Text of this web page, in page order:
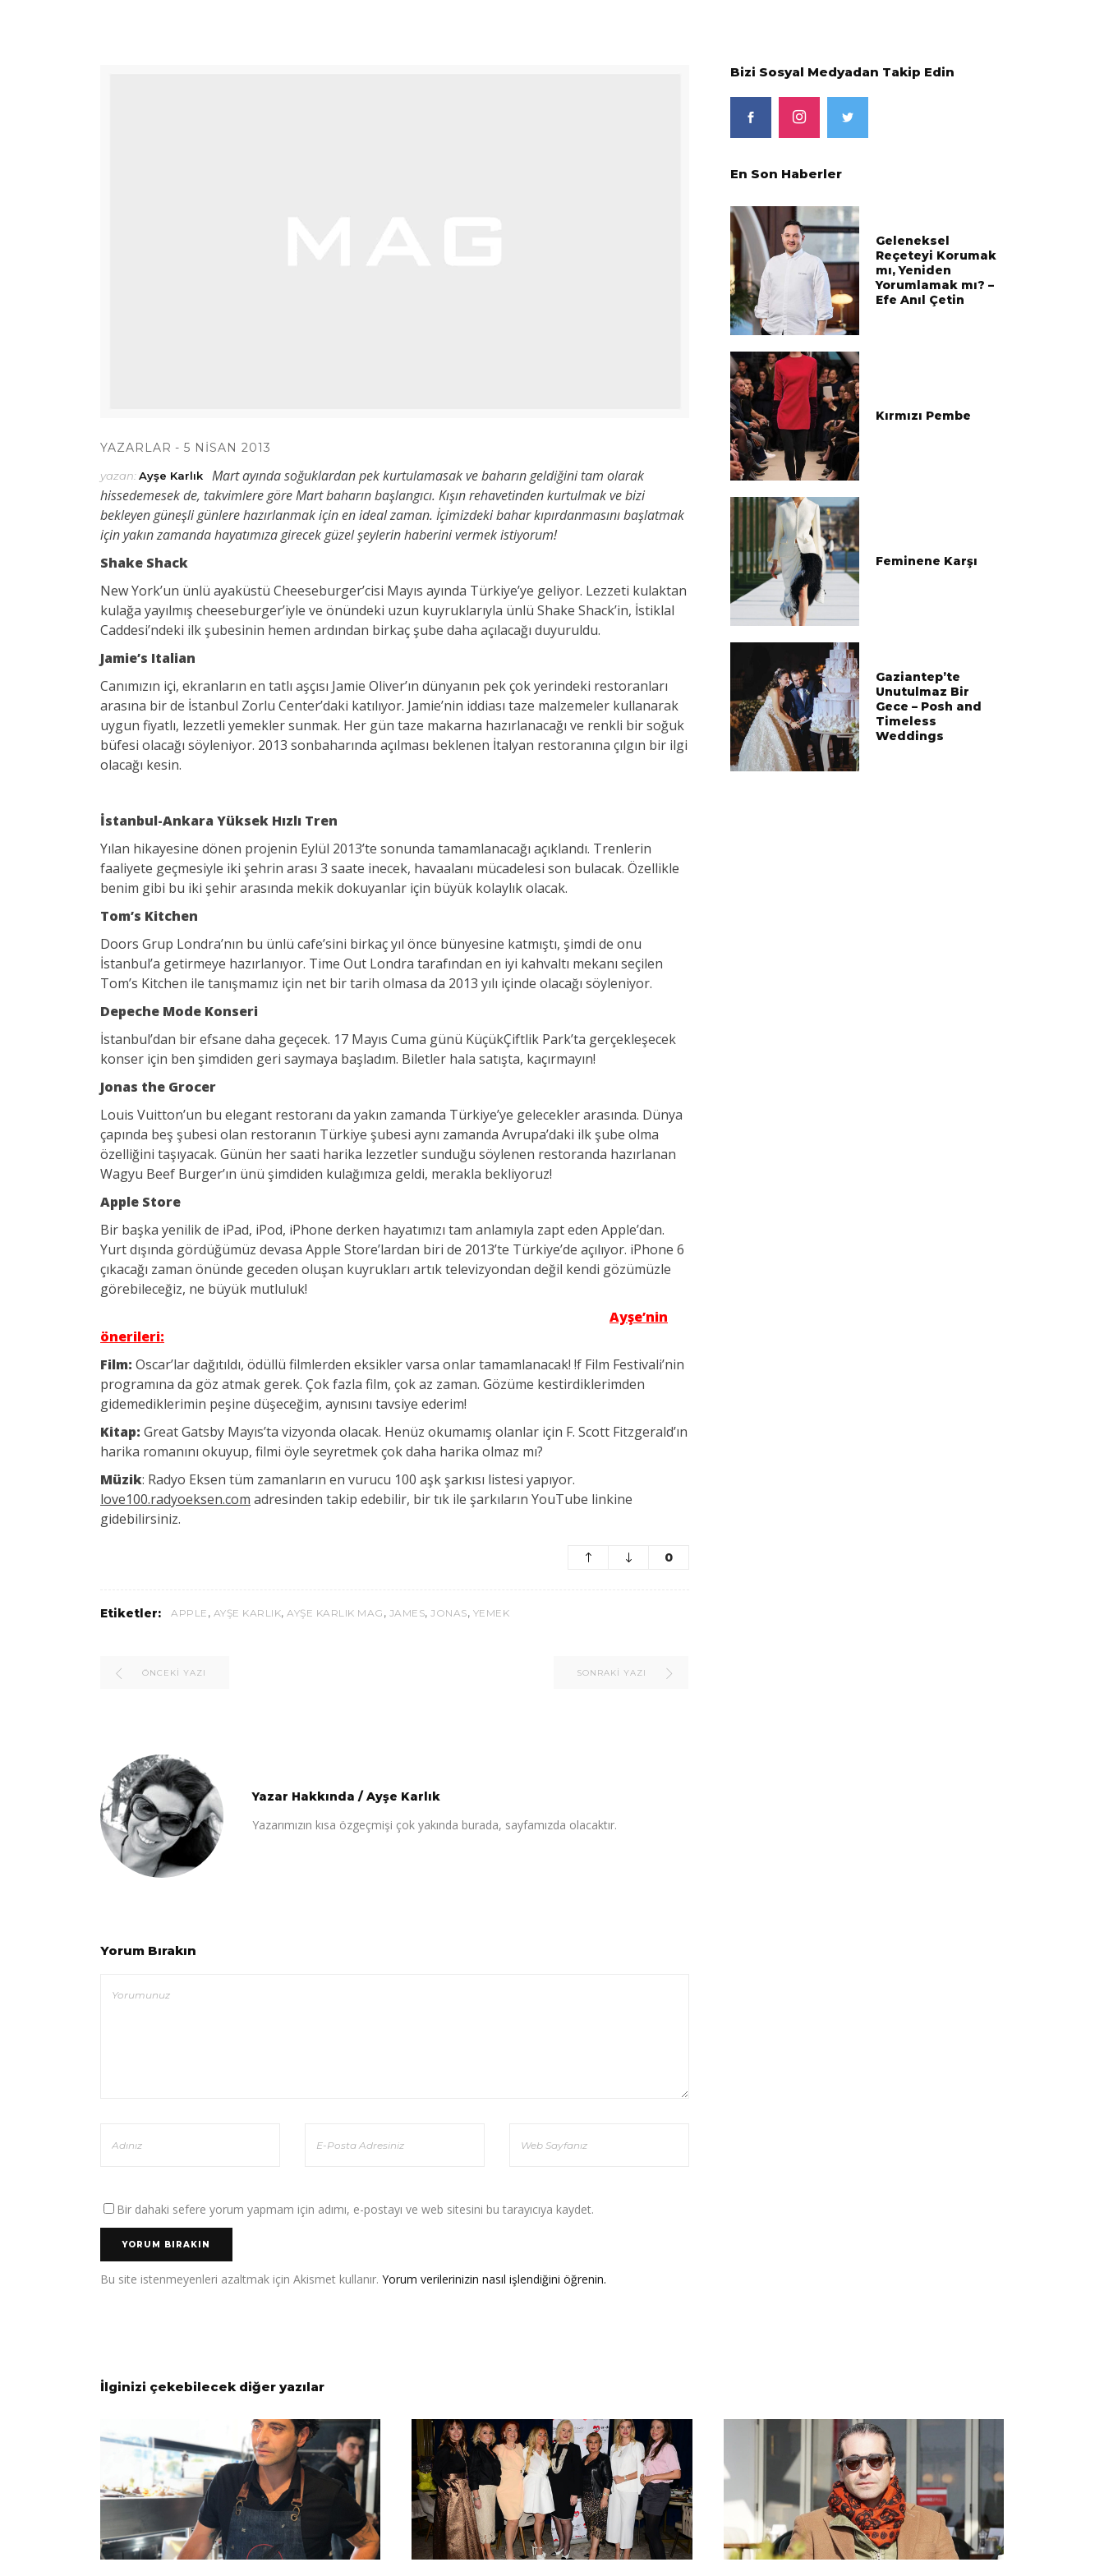
YAZARLAR 5 NISAN 2013
yazan:Ayşe Karlık
Mart ayında soğuklardan pek kurtulamasak ve baharın geldiğini tam olarak
hissedemesek de, takvimlere göre Mart baharın başlangıcı. Kışın rehavetinden kurtulmak ve bizi
bekleyen güneşli günlere hazırlanmak için en ideal zaman. İçimizdeki bahar kıpırdanmasını başlatmak
için yakın zamanda hayatımıza girecek güzel şeylerin haberini vermek istiyorum!
Shake Shack
New York’un ünlü ayaküstü Cheeseburger’cisi Mayıs ayında Türkiye’ye geliyor. Lezzeti kulaktan
kulağa yayılmış cheeseburger’iyle ve önündeki uzun kuyruklarıyla ünlü Shake Shack’in, İstiklal
Caddesi’ndeki ilk şubesinin hemen ardından birkaç şube daha açılacağı duyuruldu.
Jamie’s Italian
Canımızın içi, ekranların en tatlı aşçısı Jamie Oliver’ın dünyanın pek çok yerindeki restoranları
arasına bir de İstanbul Zorlu Center’daki katılıyor. Jamie’nin iddiası taze malzemeler kullanarak
uygun fiyatlı, lezzetli yemekler sunmak. Her gün taze makarna hazırlanacağı ve renkli bir soğuk
büfesi olacağı söyleniyor. 2013 sonbaharında açılması beklenen İtalyan restoranına çılgın bir ilgi
olacağı kesin.
İstanbul-Ankara Yüksek Hızlı Tren
Yılan hikayesine dönen projenin Eylül 2013’te sonunda tamamlanacağı açıklandı. Trenlerin
faaliyete geçmesiyle iki şehrin arası 3 saate inecek, havaalanı mücadelesi son bulacak. Özellikle
benim gibi bu iki şehir arasında mekik dokuyanlar için büyük kolaylık olacak.
Tom’s Kitchen
Doors Grup Londra’nın bu ünlü cafe’sini birkaç yıl önce bünyesine katmıştı, şimdi de onu
İstanbul’a getirmeye hazırlanıyor. Time Out Londra tarafından en iyi kahvaltı mekanı seçilen
Tom’s Kitchen ile tanışmamız için net bir tarih olmasa da 2013 yılı içinde olacağı söyleniyor.
Depeche Mode Konseri
İstanbul’dan bir efsane daha geçecek. 17 Mayıs Cuma günü KüçükÇiftlik Park’ta gerçekleşecek
konser için ben şimdiden geri saymaya başladım. Biletler hala satışta, kaçırmayın!
Jonas the Grocer
Louis Vuitton’un bu elegant restoranı da yakın zamanda Türkiye’ye gelecekler arasında. Dünya
çapında beş şubesi olan restoranın Türkiye şubesi aynı zamanda Avrupa’daki ilk şube olma
özelliğini taşıyacak. Günün her saati harika lezzetler sunduğu söylenen restoranda hazırlanan
Wagyu Beef Burger’ın ünü şimdiden kulağımıza geldi, merakla bekliyoruz!
Apple Store
Bir başka yenilik de iPad, iPod, iPhone derken hayatımızı tam anlamıyla zapt eden Apple’dan.
Yurt dışında gördüğümüz devasa Apple Store’lardan biri de 2013’te Türkiye’de açılıyor. iPhone 6
çıkacağı zaman önünde geceden oluşan kuyrukları artık televizyondan değil kendi gözümüzle
görebileceğiz, ne büyük mutluluk!
Ayşe’nin
önerileri:
Film: Oscar’lar dağıtıldı, ödüllü filmlerden eksikler varsa onlar tamamlanacak! !f Film Festivali’nin
programına da göz atmak gerek. Çok fazla film, çok az zaman. Gözüme kestirdiklerimden
gidemediklerimin peşine düşeceğim, aynısını tavsiye ederim!
Kitap: Great Gatsby Mayıs’ta vizyonda olacak. Henüz okumamış olanlar için F. Scott Fitzgerald’ın
harika romanını okuyup, filmi öyle seyretmek çok daha harika olmaz mı?
Müzik: Radyo Eksen tüm zamanların en vurucu 100 aşk şarkısı listesi yapıyor.
love100.radyoeksen.com adresinden takip edebilir, bir tık ile şarkıların YouTube linkine
gidebilirsiniz.
0
Etiketler: APPLE , AYŞE KARLIK, AYŞE KARLIK MAG , JAMES, JONAS, YEMEK
ÖNCEKI YAZI SONRAKI YAZI
Yazar Hakkında /Ayşe Karlık
Yazarımızın kısa özgeçmişi çok yakında burada, sayfamızda olacaktır.
Yorum Bırakın
Bir dahaki sefere yorum yapmam için adımı, e-postayı ve web sitesini bu tarayıcıya kaydet.
Bu site istenmeyenleri azaltmak için Akismet kullanır. Yorum verilerinizin nasıl işlendiğini öğrenin.
Bizi Sosyal Medyadan Takip Edin
En Son Haberler
Geleneksel
Reçeteyi Korumak
mı, Yeniden
Yorumlamak mı? –
Efe Anıl Çetin
Kırmızı Pembe
Feminene Karşı
Gaziantep’te
Unutulmaz Bir
Gece – Posh and
Timeless
Weddings
İlginizi çekebilecek diğer yazılar